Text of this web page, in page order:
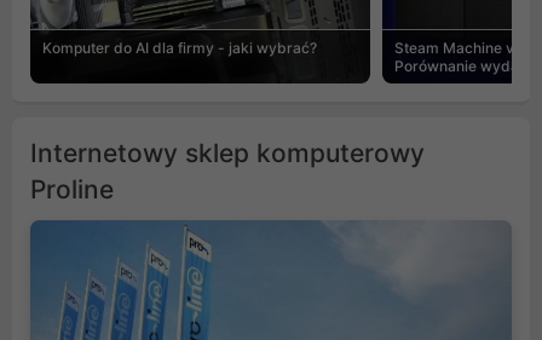
Komputer do AI dla firmy - jaki wybrać?
Steam Machine vs
Porównanie
Internetowy sklep komputerowy
Proline